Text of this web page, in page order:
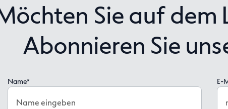
Sie auf dem
Abonnieren Sie
Name*
Name eingeben
E-